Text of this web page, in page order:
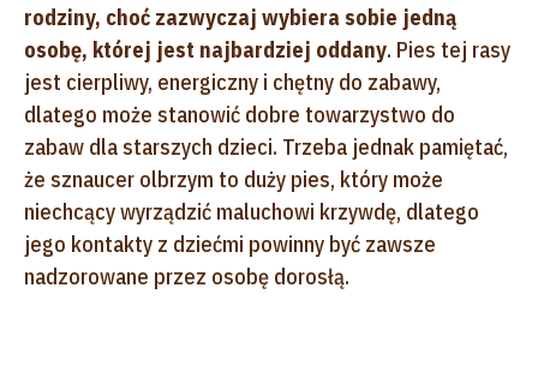
rodziny, choć zazwyczaj wybiera sobie jedną
osobę, której jest najbardziej oddany. Pies tej rasy
jest cierpliwy, energiczny i chętny do zabawy,
dlatego może stanowić dobre towarzystwo do
zabaw dla starszych dzieci. Trzeba jednak pamiętać,
że sznaucer olbrzym to duży pies, który może
niechcący wyrządzić maluchowi krzywdę, dlatego
jego kontakty z dziećmi powinny być zawsze
nadzorowane przez osobę dorosłą.